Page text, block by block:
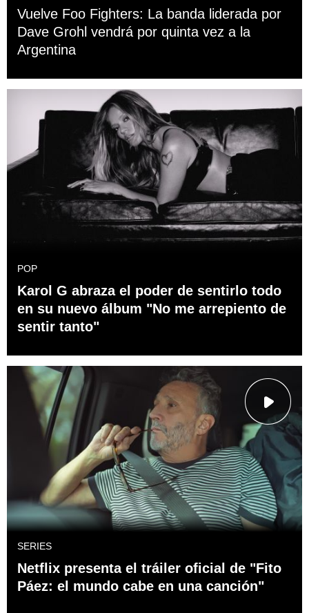
Vuelve Foo Fighters: La banda liderada por
Dave Grohl vendrá por quinta vez a la
Argentina
POP
Karol G abraza el poder de sentirlo todo
en su nuevo álbum "No me arrepiento de
sentir tanto"
SERIES
Netflix presenta el tráiler oficial de "Fito
Páez: el mundo cabe en una canción"